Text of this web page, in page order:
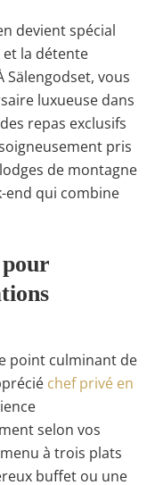
devient spécial
la détente
vous
luxueuse dans
repas exclusifs
pris
de montagne
end qui combine
point culminant de
chef privé en
selon vos
à trois plats
buffet ou une